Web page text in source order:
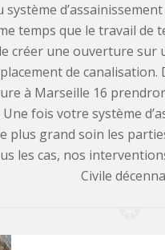
système
temps que le travail de
créer une ouverture
de
à Marseille 16
Une fois votre système
plus grand soin les
les cas, nos
Civile